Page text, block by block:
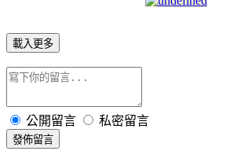
載入更多
公開留言 私密留言
發佈留言